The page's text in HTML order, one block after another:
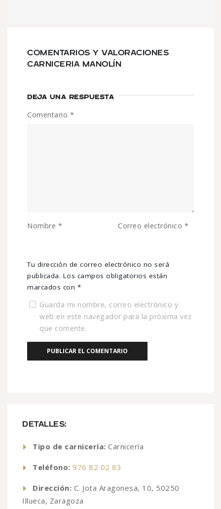
DETALLES:
Tipo de carnicería: Carnicería
Teléfono: 976 82 02 83
Dirección: C. Jota Aragonesa, 10, 50250
Illueca, Zaragoza
COMENTARIOS Y VALORACIONES
CARNICERIA MANOLÍN
DEJA UNA RESPUESTA
Tu dirección de correo electrónico no será
publicada. Los campos obligatorios están
marcados con *
Comentario *
Nombre * Correo electrónico *
Guarda mi nombre, correo electrónico y
web en este navegador para la próxima vez
que comente.